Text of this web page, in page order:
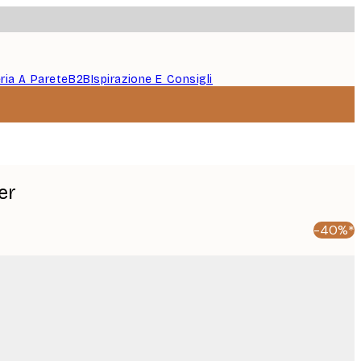
A PareteB2BIspirazione E Consigli
-40%*